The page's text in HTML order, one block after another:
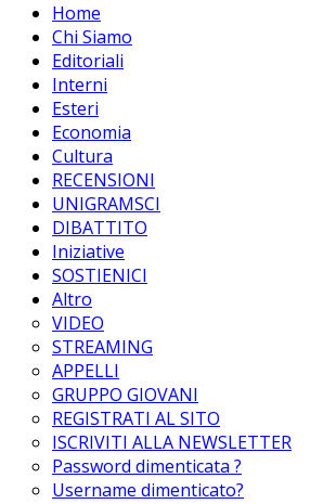
Home
Chi Siamo
Editoriali
Interni
Esteri
Economia
Cultura
RECENSIONI
UNIGRAMSCI
DIBATTITO
Iniziative
SOSTIENICI
Altro
VIDEO
STREAMING
APPELLI
GRUPPO GIOVANI
REGISTRATI AL SITO
ISCRIVITI ALLA NEWSLETTER
Password dimenticata ?
Username dimenticato?